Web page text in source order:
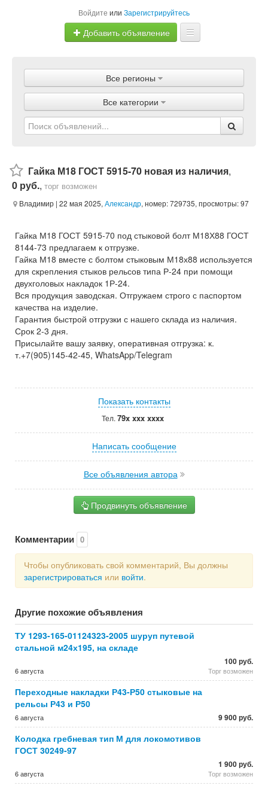
Войдите или Зарегистрируйтесь
Добавить объявление
Объявления
Магазины
Услуги
Все регионы
Все категории
Гайка М18 ГОСТ 5915-70 новая из наличия,
0 руб., торг возможен
Владимир | 22 мая 2025, Александр, номер: 729735, просмотры: 97
Гайка М18 ГОСТ 5915-70 под стыковой болт М18Х88 ГОСТ
8144-73 предлагаем к отгрузке.
Гайка М18 вместе с болтом стыковым М18х88 используется
для скрепления стыков рельсов типа Р-24 при помощи
двухголовых накладок 1Р-24.
Вся продукция заводская. Отгружаем строго с паспортом
качества на изделие.
Гарантия быстрой отгрузки с нашего склада из наличия.
Срок 2-3 дня.
Присылайте вашу заявку, оперативная отгрузка: к.
т.+7(905)145-42-45, WhatsApp/Telegram
Показать контакты
Тел. 79x xxx xxxx
Написать сообщение
Все объявления автора
Продвинуть объявление
Комментарии 0
Чтобы опубликовать свой комментарий, Вы должны
зарегистрироваться или войти.
Другие похожие объявления
ТУ 1293-165-01124323-2005 шуруп путевой
стальной м24х195, на складе
6 августа
100 руб.
Торг возможен
Переходные накладки Р43-Р50 стыковые на
рельсы Р43 и Р50
6 августа 9 900 руб.
Колодка гребневая тип М для локомотивов
ГОСТ 30249-97
6 августа
1 900 руб.
Торг возможен